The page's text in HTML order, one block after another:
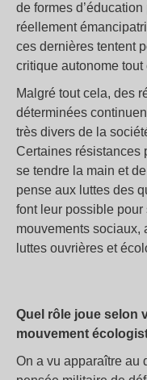
de formes
réellement
ces dernières tentent
critique autonome
Malgré tout cela, des
déterminées
très divers de la
Certaines résistances
se tendre la main et
pense aux luttes des
font leur possible pour
mouvements sociaux,
luttes ouvrières et
Quel rôle joue selon
mouvement
On a vu apparaître au